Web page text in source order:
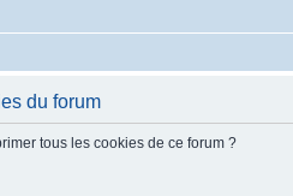
du forum
tous les cookies de ce forum ?